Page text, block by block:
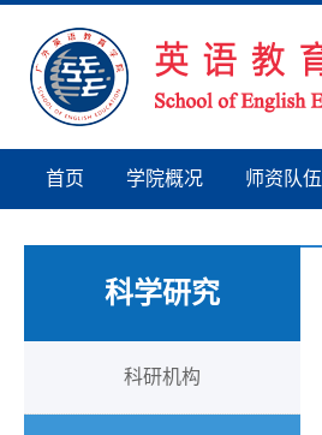
首页 学院概况 师资队伍
科学研究
科研机构